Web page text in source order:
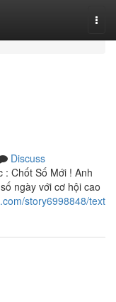
Discuss
: Chốt Số Mới ! Anh
ngày với cơ hội cao
story6998848/text